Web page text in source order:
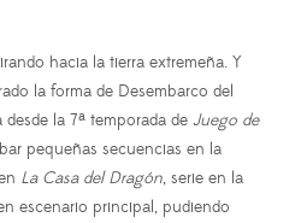
hacia la tierra extremeña. Y
la forma de Desembarco del
la 7ª temporada de Juego de
pequeñas secuencias en la
La Casa delDragón, serie en la
escenario principal, pudiendo